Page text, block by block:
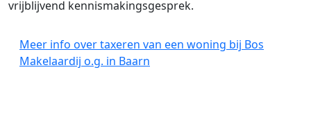
vrijblijvend kennismakingsgesprek.
Meer info over taxeren van een woning bij Bos
Makelaardij o.g. in Baarn